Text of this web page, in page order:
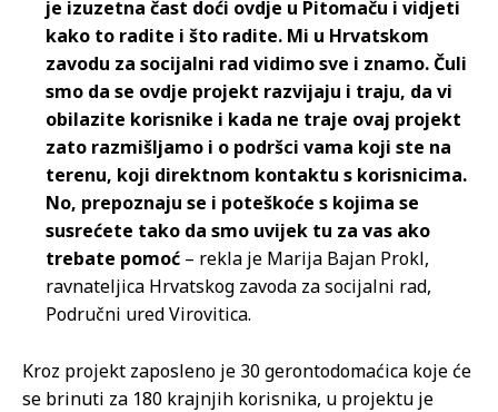
je izuzetna čast doći ovdje u Pitomaču i vidjeti
kako to radite i što radite. Mi u Hrvatskom
zavodu za socijalni rad vidimo sve i znamo. Čuli
smo da se ovdje projekt razvijaju i traju, da vi
obilazite korisnike i kada ne traje ovaj projekt
zato razmišljamo i o podršci vama koji ste na
terenu, koji direktnom kontaktu s korisnicima.
No, prepoznaju se i poteškoće s kojima se
susrećete tako da smo uvijek tu za vas ako
trebate pomoć – rekla je Marija Bajan Prokl,
ravnateljica Hrvatskog zavoda za socijalni rad,
Područni ured Virovitica.
Kroz projekt zaposleno je 30 gerontodomaćica koje će
se brinuti za 180 krajnjih korisnika, u projektu je